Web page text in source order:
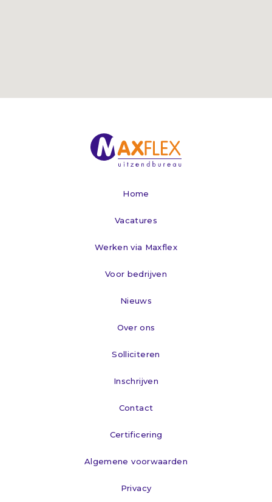
Home
Vacatures
Werken via Maxflex
Voor bedrijven
Nieuws
Over ons
Solliciteren
Inschrijven
Contact
Certificering
Algemene voorwaarden
Privacy